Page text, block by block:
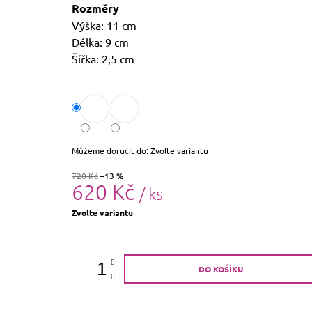
z
5
hvězdiček.
Rozměry
Výška: 11 cm
Délka: 9 cm
Šířka: 2,5 cm
Můžeme doručit do:Zvolte variantu
720 Kč–13 %
620 Kč / ks
Měrná
Zvolte variantu
DO KOŠÍKU